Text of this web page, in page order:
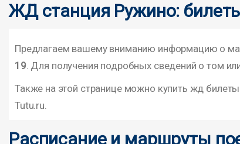
ЖД станция Ружино:
Предлагаем вашему вниманию информацию о
19. Для получения подробных сведений о том
Также на этой странице можно купить жд
Tutu.ru.
Расписание и маршруты